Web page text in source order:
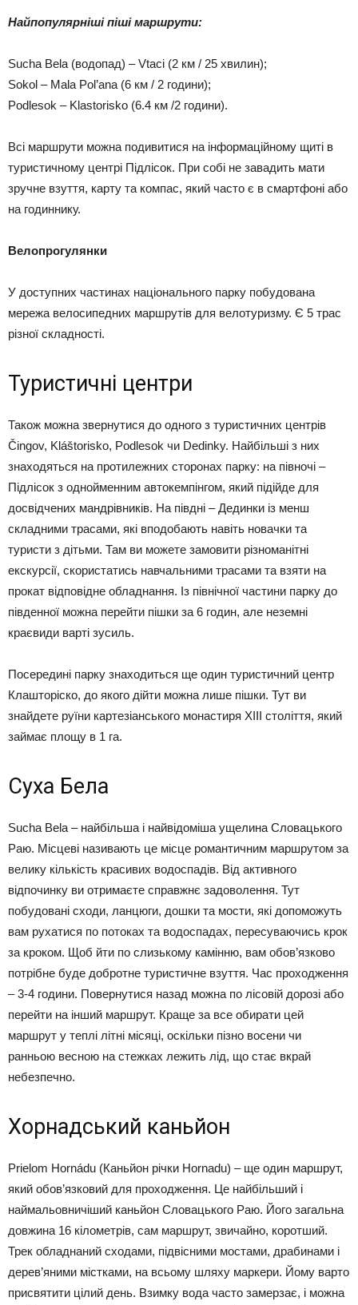
Найпопулярніші піші маршрути:
Sucha Bela (водопад) – Vtaci (2 км / 25 хвилин);
Sokol – Mala Pol’ana (6 км / 2 години);
Podlesok – Klastorisko (6.4 км /2 години).
Всі маршрути можна подивитися на інформаційному щиті в
туристичному центрі Підлісок. При собі не завадить мати
зручне взуття, карту та компас, який часто є в смартфоні або
на годиннику.
Велопрогулянки
У доступних частинах національного парку побудована
мережа велосипедних маршрутів для велотуризму. Є 5 трас
різної складності.
Туристичні центри
Також можна звернутися до одного з туристичних центрів
Čingov, Kláštorisko, Podlesok чи Dedinky. Найбільші з них
знаходяться на протилежних сторонах парку: на півночі –
Підлісок з однойменним автокемпінгом, який підійде для
досвідчених мандрівників. На півдні – Дединки із менш
складними трасами, які вподобають навіть новачки та
туристи з дітьми. Там ви можете замовити різноманітні
екскурсії, скористатись навчальними трасами та взяти на
прокат відповідне обладнання. Із північної частини парку до
південної можна перейти пішки за 6 годин, але неземні
краєвиди варті зусиль.
Посередині парку знаходиться ще один туристичний центр
Клашторіско, до якого дійти можна лише пішки. Тут ви
знайдете руїни картезіанського монастиря XIII століття, який
займає площу в 1 га.
Суха Бела
Sucha Bela – найбільша і найвідоміша ущелина Словацького
Раю. Місцеві називають це місце романтичним маршрутом за
велику кількість красивих водоспадів. Від активного
відпочинку ви отримаєте справжнє задоволення. Тут
побудовані сходи, ланцюги, дошки та мости, які допоможуть
вам рухатися по потоках та водоспадах, пересуваючись крок
за кроком. Щоб йти по слизькому камінню, вам обов’язково
потрібне буде добротне туристичне взуття. Час проходження
– 3-4 години. Повернутися назад можна по лісовій дорозі або
перейти на інший маршрут. Краще за все обирати цей
маршрут у теплі літні місяці, оскільки пізно восени чи
ранньою весною на стежках лежить лід, що стає вкрай
небезпечно.
Хорнадський каньйон
Prielom Hornádu (Каньйон річки Hornadu) – ще один маршрут,
який обов’язковий для проходження. Це найбільший і
наймальовничіший каньйон Словацького Раю. Його загальна
довжина 16 кілометрів, сам маршрут, звичайно, коротший.
Трек обладнаний сходами, підвісними мостами, драбинами і
дерев’яними містками, на всьому шляху маркери. Йому варто
присвятити цілий день. Взимку вода часто замерзає, і можна